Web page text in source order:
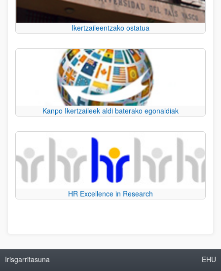
Ikertzaileentzako ostatua
Kanpo Ikertzaileek aldi baterako egonaldiak
HR Excellence in Research
Irisgarritasuna EHU